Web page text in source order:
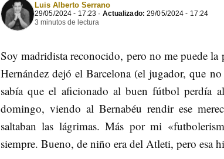
Luis Alberto Serrano
29/05/2024 - 17:23 · Actualizado: 29/05/2024 - 17:24
3 minutos de lectura
Soy madridista reconocido, pero no me puede
Hernández dejó el Barcelona (el jugador, que
sabía que el aficionado al buen fútbol perdía
domingo, viendo al Bernabéu rendir ese
saltaban las lágrimas. Más por mi
siempre. Bueno, de niño era del Atleti, pero esa